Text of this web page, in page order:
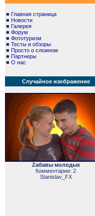
■ Главная страница
■ Новости
■ Галерея
■ Форум
■ Фототуризм
■ Тесты и обзоры
■ Просто о сложном
■ Партнеры
■ О нас
Случайное изображение
Zабавы молодых
Комментарии: 2
Stanislav_FX